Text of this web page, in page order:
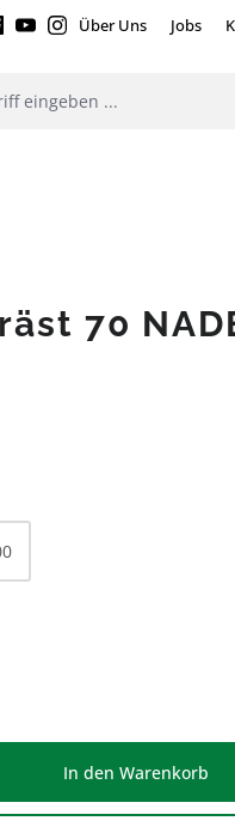
Über Uns Jobs
70
Gib den
In den Warenkorb